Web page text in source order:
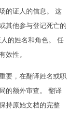
的证人的信息。 这
其他参与登记死亡的
的姓名和角色。 任
效性。
要，在翻译姓名或职
的额外审查。 翻译
持原始文档的完整